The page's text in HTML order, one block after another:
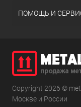
ПОМОЩЬ И
Copyright 2026 ©
Москве и России